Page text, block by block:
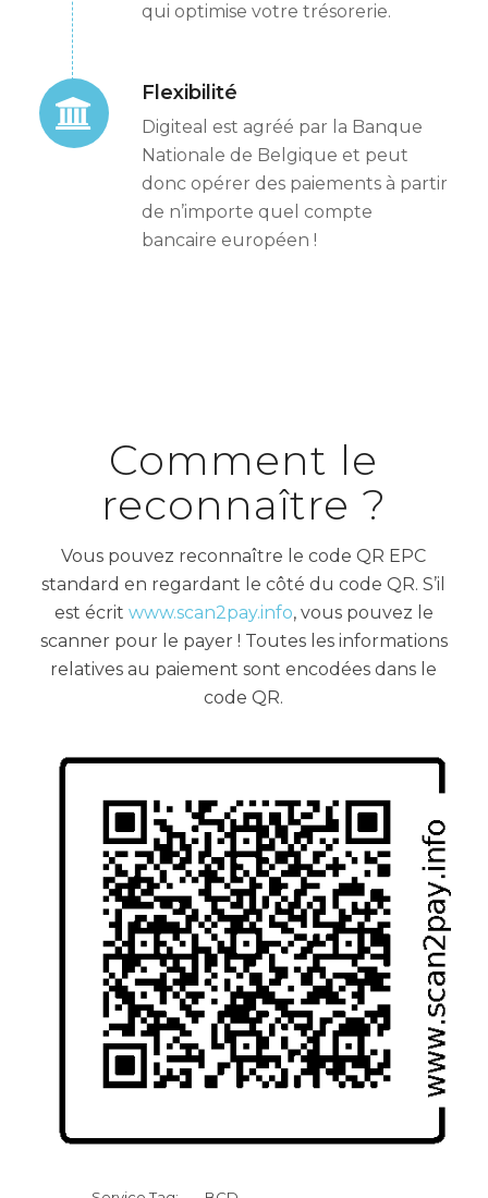
qui optimise votre trésorerie.
Flexibilité
Digiteal est agréé par la Banque
Nationale de Belgique et peut
donc opérer des paiements à partir
de n’importe quel compte
bancaire européen !
Comment le
reconnaître ?
Vous pouvez reconnaître le code QR EPC
standard en regardant le côté du code QR. S’il
est écrit www.scan2pay.info, vous pouvez le
scanner pour le payer ! Toutes les informations
relatives au paiement sont encodées dans le
code QR.